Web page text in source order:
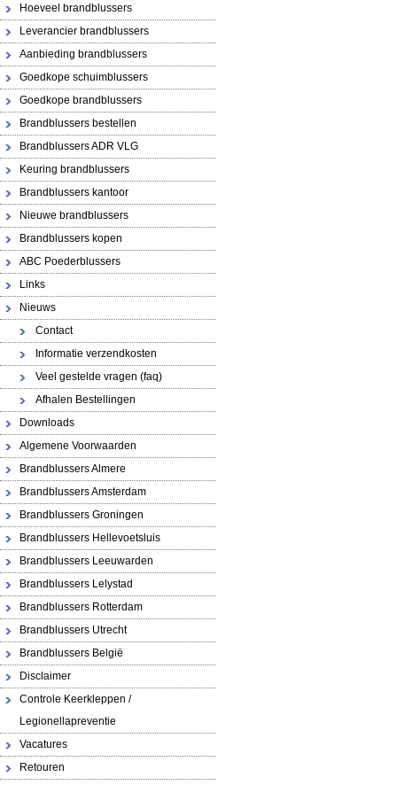
Hoeveel brandblussers
Leverancier brandblussers
Aanbieding brandblussers
Goedkope schuimblussers
Goedkope brandblussers
Brandblussers bestellen
Brandblussers ADR VLG
Keuring brandblussers
Brandblussers kantoor
Nieuwe brandblussers
Brandblussers kopen
ABC Poederblussers
Links
Nieuws
Contact
Informatie verzendkosten
Veel gestelde vragen (faq)
Afhalen Bestellingen
Downloads
Algemene Voorwaarden
Brandblussers Almere
Brandblussers Amsterdam
Brandblussers Groningen
Brandblussers Hellevoetsluis
Brandblussers Leeuwarden
Brandblussers Lelystad
Brandblussers Rotterdam
Brandblussers Utrecht
Brandblussers België
Disclaimer
Controle Keerkleppen /
Legionellapreventie
Vacatures
Retouren